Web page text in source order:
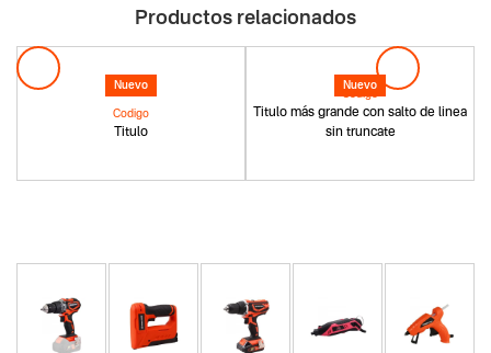
Productos relacionados
Nuevo
Titulo
Codigo
Nuevo
Titulo más grande con salto de linea
sin truncate
Codigo